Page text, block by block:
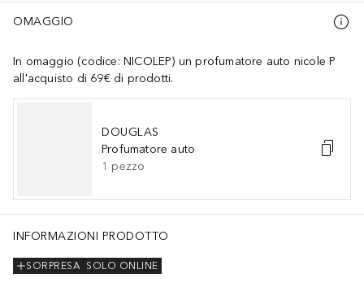
OMAGGIO
In omaggio (codice: NICOLEP) un profumatore auto nicole P
all'acquisto di 69€ di prodotti.
DOUGLAS
Profumatore auto
1 pezzo
INFORMAZIONI PRODOTTO
SOLO ONLINE
SORPRESA